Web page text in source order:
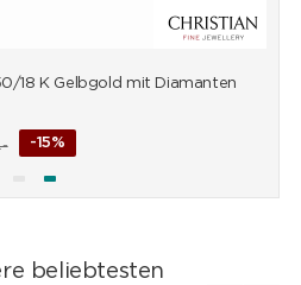
18 K Gelbgold mit Diamanten
-15%
beliebtesten